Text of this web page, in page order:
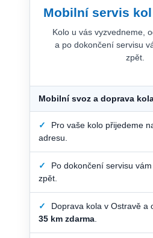
Mobilní servis
Kolo u vás vyzvedneme,
a po dokončení servisu
zpět.
Mobilní svoz a doprava
✓
Pro vaše kolo přijedeme
adresu.
✓
Po dokončení servisu
zpět.
✓
Doprava kola v Ostravě a
35 km zdarma